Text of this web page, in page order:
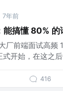
7年前
能搞懂 80%
厂前端面试高频
开始，在这之
416